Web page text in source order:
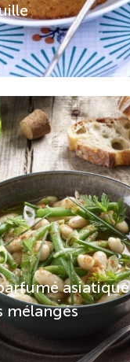
lentilles vitaminée,
fondante et un
servir de base
sel, pour préserver
mets savoureux
de Vendée
riches en
essentiels. Elles
dans une poêlée
à des légumes de
aromatiques. Vous
desrecettes
les lentilles du
de Montbéliard, un
riche en goût.
Paysan Breton et
de garantir des
à consommer et
asiatique
mélangés